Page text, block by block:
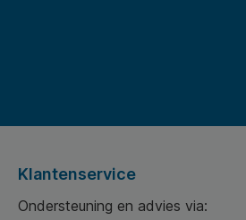
Klantenservice
Ondersteuning en advies via: